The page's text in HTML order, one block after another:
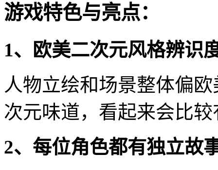
游戏特色与亮点：
1、欧美二次元风格辨识
人物立绘和场景整体偏
次元味道，看起来会比
2、每位角色都有独立故